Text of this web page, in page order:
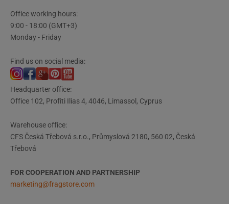
Office working hours:
9:00 - 18:00 (GMT+3)
Monday - Friday
Find us on social media:
Headquarter office:
Office 102, Profiti Ilias 4, 4046, Limassol, Cyprus
Warehouse office:
CFS Česká Třebová s.r.o., Průmyslová 2180, 560 02, Česká
Třebová
FOR COOPERATION AND PARTNERSHIP
marketing@fragstore.com